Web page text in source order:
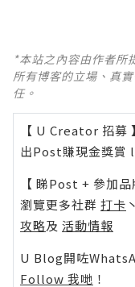
*本站之內容由作者所
所有博客的立場、真
任。
【 U Creator 招募 】
出Post賺現金獎賞 l
【 睇Post + 參加品
瀏覽更多社群 打卡 丶
攻略及 活動情報
U Blog開咗
Follow 我哋 ！